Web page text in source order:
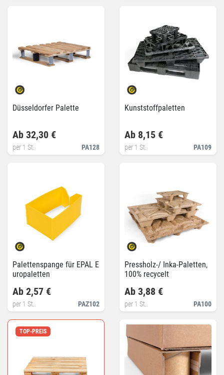
Düsseldorfer Palette
PA128
Ab 32,30 €
per 1 St.
Kunststoffpaletten
PA109
Ab 8,15 €
per 1 St.
Palettenspange für EPAL E
uropaletten
PAZ102
Ab 2,57 €
per 1 St.
Pressholz-/ Inka-Paletten,
100% recycelt
PA100
Ab 3,88 €
per 1 St.
TOP-PREIS